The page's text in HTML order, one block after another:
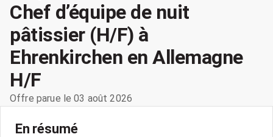
Chef d’équipe de nuit
pâtissier (H/F) à
Ehrenkirchen en Allemagne
H/F
Offre parue le 03 août 2026
En résumé